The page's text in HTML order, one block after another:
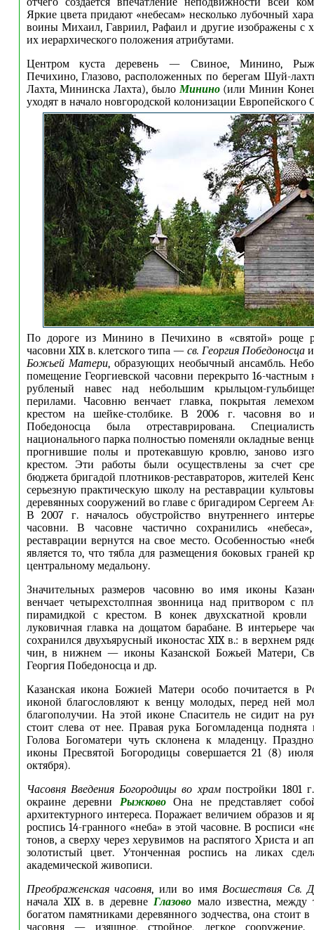
Яркие цвета придают «небесам» несколько лубочный
воины Михаил, Гавриил, Рафаил и другие изображены с
их иерархического положения атрибутами.
Центром куста деревень — Свиное, Минино,
Печихино, Глазово, расположенных по берегам Шуй-
Лахта, Мининска Лахта), былоМинино(или Минин
уходят в начало новгородской колонизации Европейского
По дороге из Минино в Печихино в «святой» роще
часовни XIX в. клетского типа —св. Георгия Победоносца
Божьей Матери, образующих необычный ансамбль.
помещение Георгиевской часовни перекрыто 16-
рубленый навес над небольшим крыльцом-
перилами. Часовню венчает главка, покрытая
крестом на шейке-столбике. В 2006 г. часовня во
Победоносца была отреставрирована.
национального парка полностью поменяли окладные
прогнившие полы и протекавшую кровлю, заново
крестом. Эти работы были осуществлены за счет
бюджета бригадой плотников-реставраторов, жителей
серьезную практическую школу на реставрации
деревянных сооружений во главе с бригадиром Сергеем
В 2007 г. началось обустройство внутреннего
часовни. В часовне частично сохранились
реставрации вернутся на свое место. Особенностью
является то, что тябла для размещения боковых граней
центральному медальону.
Значительных размеров часовню во имя иконы
венчает четырехстолпная звонница над притвором с
пирамидкой с крестом. В конек двухскатной кровли
луковичная главка на дощатом барабане. В интерьере
сохранился двухъярусный иконостас XIX в.: в верхнем
чин, в нижнем — иконы Казанской Божьей Матери,
Георгия Победоносца и др.
Казанская икона Божией Матери особо почитается в
иконой благословляют к венцу молодых, перед ней
благополучии. На этой иконе Спаситель не сидит на
стоит слева от нее. Правая рука Богомладенца поднята
Голова Богоматери чуть склонена к младенцу.
иконы Пресвятой Богородицы совершается 21 (8)
октября).
Часовня Введения Богородицы во хрампостройки 1801
окраине деревни РыжковоОна не представляет
архитектурного интереса. Поражает величием образов и
роспись 14-гранного «неба» в этой часовне. В росписи
тонов, а сверху через херувимов на распятого Христа и
золотистый цвет. Утонченная роспись на ликах
академической живописи.
Преображенская часовня, или во имяВосшествия Св.
начала XIX в. в деревнеГлазово мало известна, между
богатом памятниками деревянного зодчества, она стоит
часовня — изящное, стройное, легкое